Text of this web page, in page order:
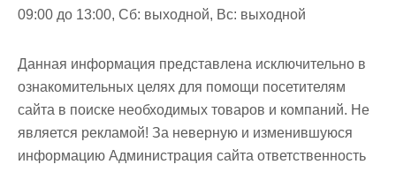
09:00 до 13:00, Сб: выходной, Вс: выходной
Данная информация представлена исключительно в
ознакомительных целях для помощи посетителям
сайта в поиске необходимых товаров и компаний. Не
является рекламой! За неверную и изменившуюся
информацию Администрация сайта ответственность